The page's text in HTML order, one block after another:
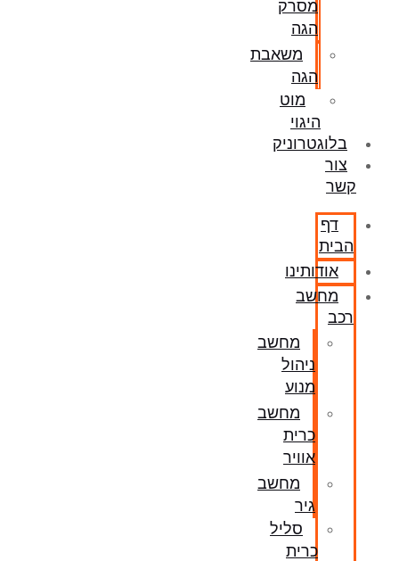
מסרק
הגה
משאבת
הגה
מוט
היגוי
בלוגטרוניק
צור
קשר
דף
הבית
אודותינו
מחשב
רכב
מחשב
ניהול
מנוע
מחשב
כרית
אוויר
מחשב
גיר
סליל
כרית